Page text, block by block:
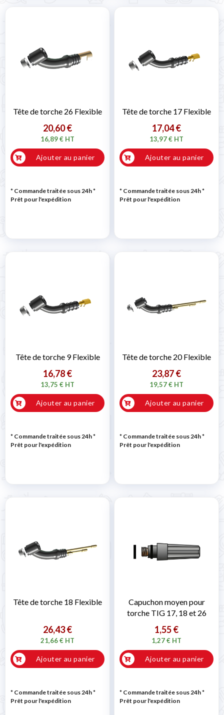
Tête de torche 26 Flexible
20,60 €
16,89 € HT
Ajouter au panier
* Commande traitée sous 24h*
Prêt pour l'expédition
Tête de torche 17 Flexible
17,04 €
13,97 € HT
Ajouter au panier
* Commande traitée sous 24h*
Prêt pour l'expédition
Tête de torche 9 Flexible
16,78 €
13,75 € HT
Ajouter au panier
* Commande traitée sous 24h*
Prêt pour l'expédition
Tête de torche 20 Flexible
23,87 €
19,57 € HT
Ajouter au panier
* Commande traitée sous 24h*
Prêt pour l'expédition
Tête de torche 18 Flexible
26,43 €
21,66 € HT
Ajouter au panier
* Commande traitée sous 24h*
Prêt pour l'expédition
Capuchon moyen pour
torche TIG 17, 18 et 26
1,55 €
1,27 € HT
Ajouter au panier
* Commande traitée sous 24h*
Prêt pour l'expédition